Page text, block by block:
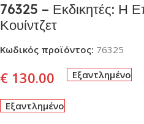
76325 – Εκδικητές: Η
Κουίντζετ
Κωδικός προϊόντος: 76325
€ 130.00 Εξαντλημένο
Εξαντλημένο